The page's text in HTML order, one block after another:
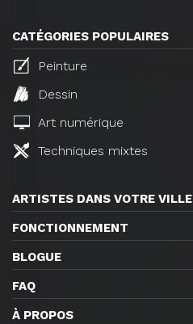
CATÉGORIES POPULAIRES
Peinture
Dessin
Art numérique
Techniques mixtes
ARTISTES DANS VOTRE VILLE
FONCTIONNEMENT
BLOGUE
FAQ
À PROPOS